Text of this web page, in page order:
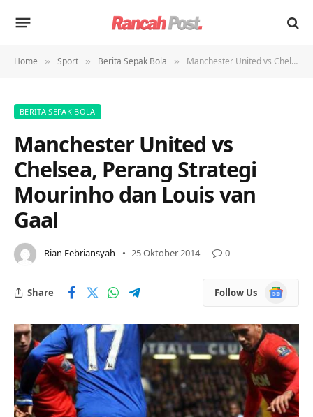
Home » Sport » Berita Sepak Bola » Manchester United vs Chelsea, Perang Strategi Mourinho dan Louis van Gaal
BERITA SEPAK BOLA
Manchester United vs
Chelsea, Perang Strategi
Mourinho dan Louis van
Gaal
Rian Febriansyah 25 Oktober 2014 0
Share Follow Us
Google
News